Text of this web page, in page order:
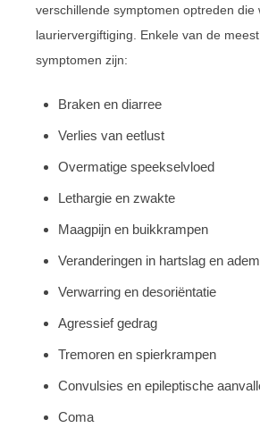
verschillende symptomen optreden die
lauriervergiftiging. Enkele van de
symptomen zijn:
Braken en diarree
Verlies van eetlust
Overmatige speekselvloed
Lethargie en zwakte
Maagpijn en buikkrampen
Veranderingen in hartslag en
Verwarring en desoriëntatie
Agressief gedrag
Tremoren en spierkrampen
Convulsies en epileptische
Coma